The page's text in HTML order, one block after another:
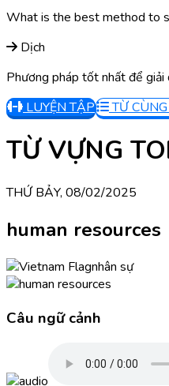
What is the best method to
Dịch
Phương pháp tốt nhất để giải
LUYỆN TẬP
TỪ
TỪ VỰNG
THỨ BẢY, 08/02/2025
human resources
nhân sự
Câu ngữ cảnh